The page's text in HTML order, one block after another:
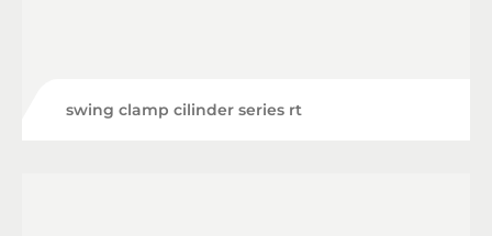
swing clamp cilinder series rt